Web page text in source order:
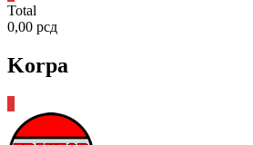
Total
0,00 рсд
Korpa